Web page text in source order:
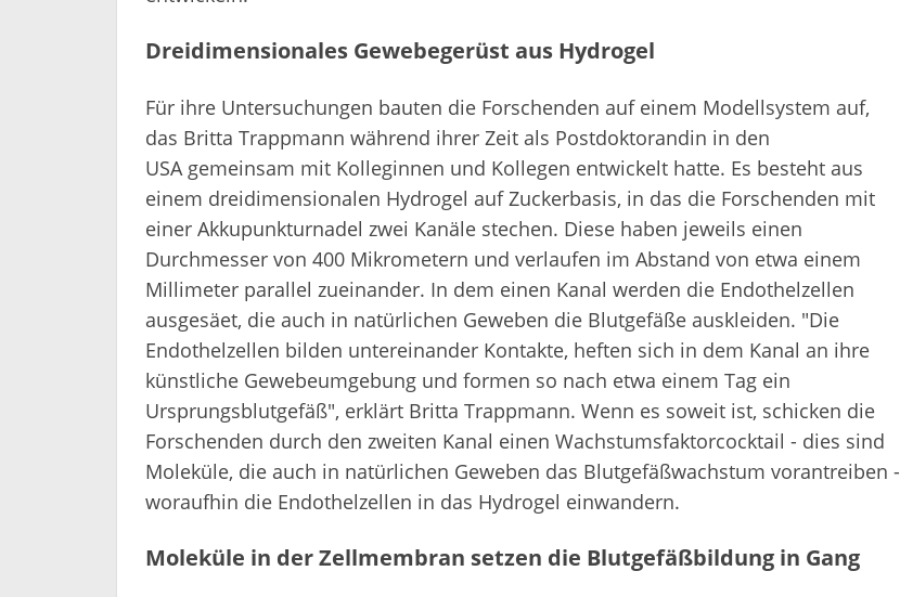
Dreidimensionales Gewebegerüst aus Hydrogel
Für ihre Untersuchungen bauten die Forschenden auf einem Modellsystem auf,
das Britta Trappmann während ihrer Zeit als Postdoktorandin in den
USA gemeinsam mit Kolleginnen und Kollegen entwickelt hatte. Es besteht aus
einem dreidimensionalen Hydrogel auf Zuckerbasis, in das die Forschenden mit
einer Akkupunkturnadel zwei Kanäle stechen. Diese haben jeweils einen
Durchmesser von 400 Mikrometern und verlaufen im Abstand von etwa einem
Millimeter parallel zueinander. In dem einen Kanal werden die Endothelzellen
ausgesäet, die auch in natürlichen Geweben die Blutgefäße auskleiden. "Die
Endothelzellen bilden untereinander Kontakte, heften sich in dem Kanal an ihre
künstliche Gewebeumgebung und formen so nach etwa einem Tag ein
Ursprungsblutgefäß", erklärt Britta Trappmann. Wenn es soweit ist, schicken die
Forschenden durch den zweiten Kanal einen Wachstumsfaktorcocktail - dies sind
Moleküle, die auch in natürlichen Geweben das Blutgefäßwachstum vorantreiben -
woraufhin die Endothelzellen in das Hydrogel einwandern.
Moleküle in der Zellmembran setzen die Blutgefäßbildung in Gang